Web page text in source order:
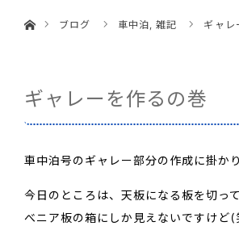
ブログ
車中泊, 雑記 ギャレ
ギャレーを作るの巻
車中泊号のギャレー部分の作成に掛か
今日のところは、天板になる板を切っ
べニア板の箱にしか見えないですけど(